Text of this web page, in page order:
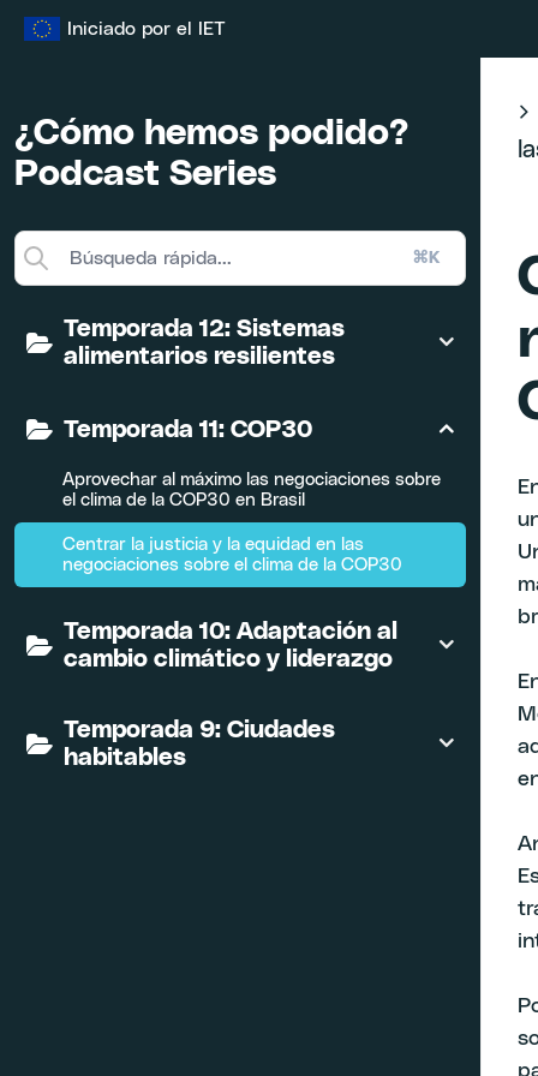
Iniciado por el IET
¿Cómo hemos podido?
Podcast Series
⌘K
Temporada 12: Sistemas
alimentarios resilientes
Temporada 11: COP30
Aprovechar al máximo las negociaciones sobre
el clima de la COP30 en Brasil
Centrar la justicia y la equidad en las
negociaciones sobre el clima de la COP30
Temporada 10: Adaptación al
cambio climático y liderazgo
Temporada 9: Ciudades
habitables